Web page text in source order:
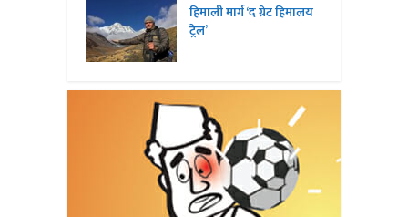
हिमाली मार्ग ‘द ग्रेट हिमालय
ट्रेल’